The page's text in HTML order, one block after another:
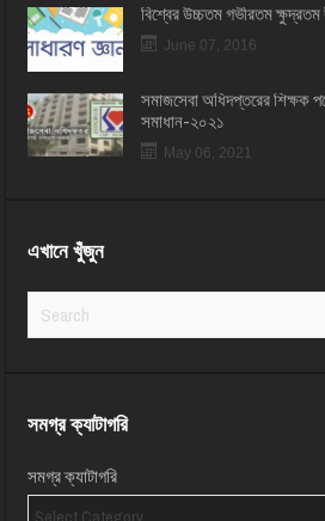
বিশ্বের উচ্চতম গভীরতম ক্ষুদ্রতম
June 07, 2016
সমাজসেবা অধিদপ্তরের শিক্ষক
সমাধান-২০২১
May 06, 2021
এখানে খুঁজুন
সমগ্র ক্যাটাগরি
সমগ্র ক্যাটাগরি